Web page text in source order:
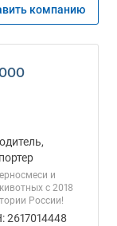
компанию
и
с 2018
России!
2617014448